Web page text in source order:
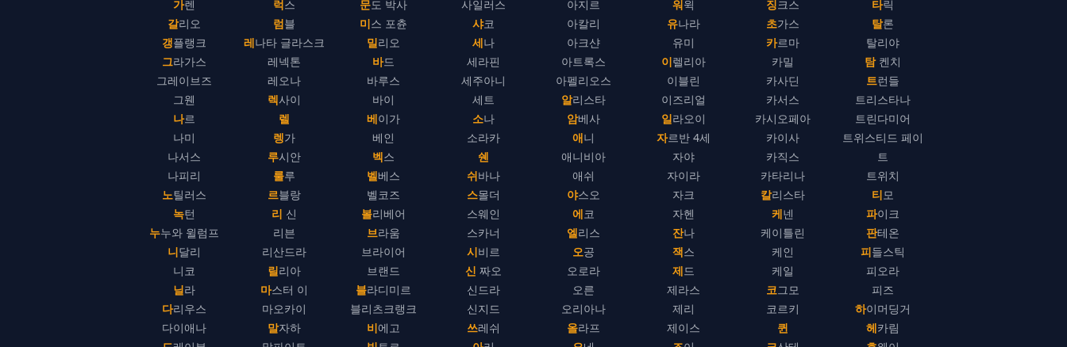
가렌
갈리오
갱플랭크
그라가스
그레이브즈
그웬
나르
나미
나서스
나피리
노틸러스
녹턴
누누와 윌럼프
니달리
니코
닐라
다리우스
다이애나
럭스
럼블
레나타 글라스크
레넥톤
레오나
렉사이
렐
렝가
루시안
룰루
르블랑
리 신
리븐
리산드라
릴리아
마스터 이
마오카이
말자하
문도 박사
미스 포츈
밀리오
바드
바루스
바이
베이가
베인
벡스
벨베스
벨코즈
볼리베어
브라움
브라이어
브랜드
블라디미르
블리츠크랭크
비에고
사일러스
샤코
세나
세라핀
세주아니
세트
소나
소라카
쉔
쉬바나
스몰더
스웨인
스카너
시비르
신 짜오
신드라
신지드
쓰레쉬
아지르
아칼리
아크샨
아트록스
아펠리오스
알리스타
암베사
애니
애니비아
애쉬
야스오
에코
엘리스
오공
오로라
오른
오리아나
올라프
워윅
유나라
유미
이렐리아
이블린
이즈리얼
일라오이
자르반 4세
자야
자이라
자크
자헨
잔나
잭스
제드
제라스
제리
제이스
징크스
초가스
카르마
카밀
카사딘
카서스
카시오페아
카이사
카직스
카타리나
칼리스타
케넨
케이틀린
케인
케일
코그모
코르키
퀸
타릭
탈론
탈리야
탐 켄치
트런들
트리스타나
트린다미어
트위스티드 페이
트
트위치
티모
파이크
판테온
피들스틱
피오라
피즈
하이머딩거
헤카림